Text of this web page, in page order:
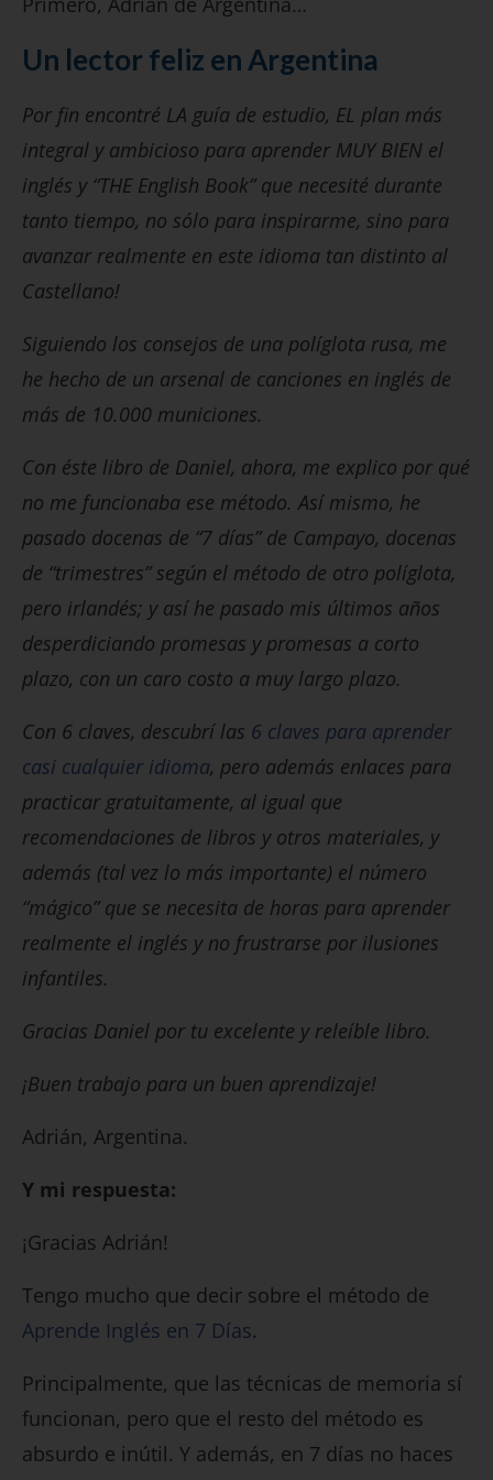
Un lector feliz en Argentina
Por fin encontré LA guía de estudio, EL plan más
integral y ambicioso para aprender MUY BIEN el
inglés y “THE English Book” que necesité durante
tanto tiempo, no sólo para inspirarme, sino para
avanzar realmente en este idioma tan distinto al
Castellano!
Siguiendo los consejos de una políglota rusa, me
he hecho de un arsenal de canciones en inglés de
más de 10.000 municiones.
Con éste libro de Daniel, ahora, me explico por qué
no me funcionaba ese método. Así mismo, he
pasado docenas de “7 días” de Campayo, docenas
de “trimestres” según el método de otro políglota,
pero irlandés; y así he pasado mis últimos años
desperdiciando promesas y promesas a corto
plazo, con un caro costo a muy largo plazo.
Con 6 claves, descubrí las 6 claves para aprender
casi cualquier idioma, pero además enlaces para
practicar gratuitamente, al igual que
recomendaciones de libros y otros materiales, y
además (tal vez lo más importante) el número
“mágico” que se necesita de horas para aprender
realmente el inglés y no frustrarse por ilusiones
infantiles.
Gracias Daniel por tu excelente y releíble libro.
¡Buen trabajo para un buen aprendizaje!
Adrián, Argentina.
Y mi respuesta:
¡Gracias Adrián!
Tengo mucho que decir sobre el método de
Aprende Inglés en 7 Días.
Principalmente, que las técnicas de memoria sí
funcionan, pero que el resto del método es
absurdo e inútil. Y además, en 7 días no haces